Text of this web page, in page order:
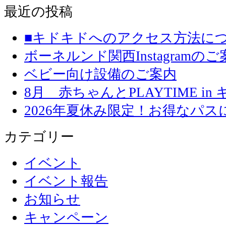
最近の投稿
■キドキドへのアクセス方法に
ボーネルンド関西Instagramのご
ベビー向け設備のご案内
8月 赤ちゃんとPLAYTIME in
2026年夏休み限定！お得なパス
カテゴリー
イベント
イベント報告
お知らせ
キャンペーン